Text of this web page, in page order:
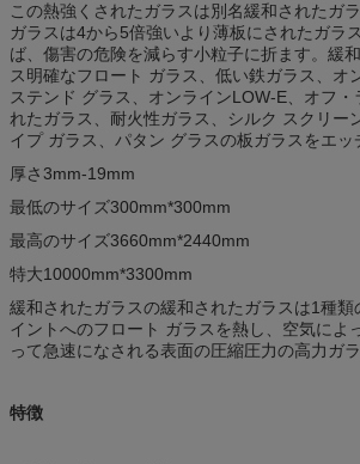
この熱強くされたガラスは別名緩和されたガ
ガラスは4から5倍強いより薄板にされたガラ
ば、傷害の危険を減らす小粒子に折ます。緩
ス明確なフロート ガラス、低い鉄ガラス、オ
ステンド グラス、オンラインLOW-E、オフ・
れたガラス、耐火性ガラス、シルク スクリー
イプ ガラス、パタン グラスの板ガラスをエッ
厚さ3mm-19mm
最低のサイズ300mm*300mm
最高のサイズ3660mm*2440mm
特大10000mm*3300mm
緩和されたガラスの緩和されたガラスは1種類
イントへのフロート ガラスを熱し、空気によ
って急速になされる表面の圧縮圧力の高力ガラ
特徴